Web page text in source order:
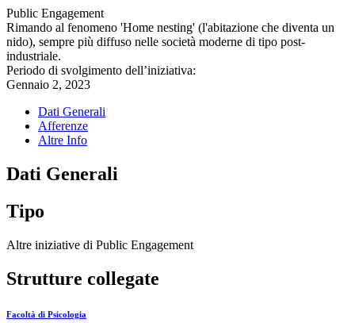
Public Engagement
Rimando al fenomeno 'Home nesting' (l'abitazione che diventa un
nido), sempre più diffuso nelle società moderne di tipo post-
industriale.
Periodo di svolgimento dell’iniziativa:
Gennaio 2, 2023
Dati Generali
Afferenze
Altre Info
Dati Generali
Tipo
Altre iniziative di Public Engagement
Strutture collegate
Facoltà di Psicologia